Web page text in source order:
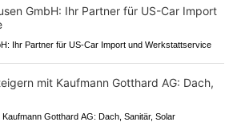
Ihr Partner für US-Car Import und Werkstattservice
Gotthard AG: Dach, Sanitär, Solar